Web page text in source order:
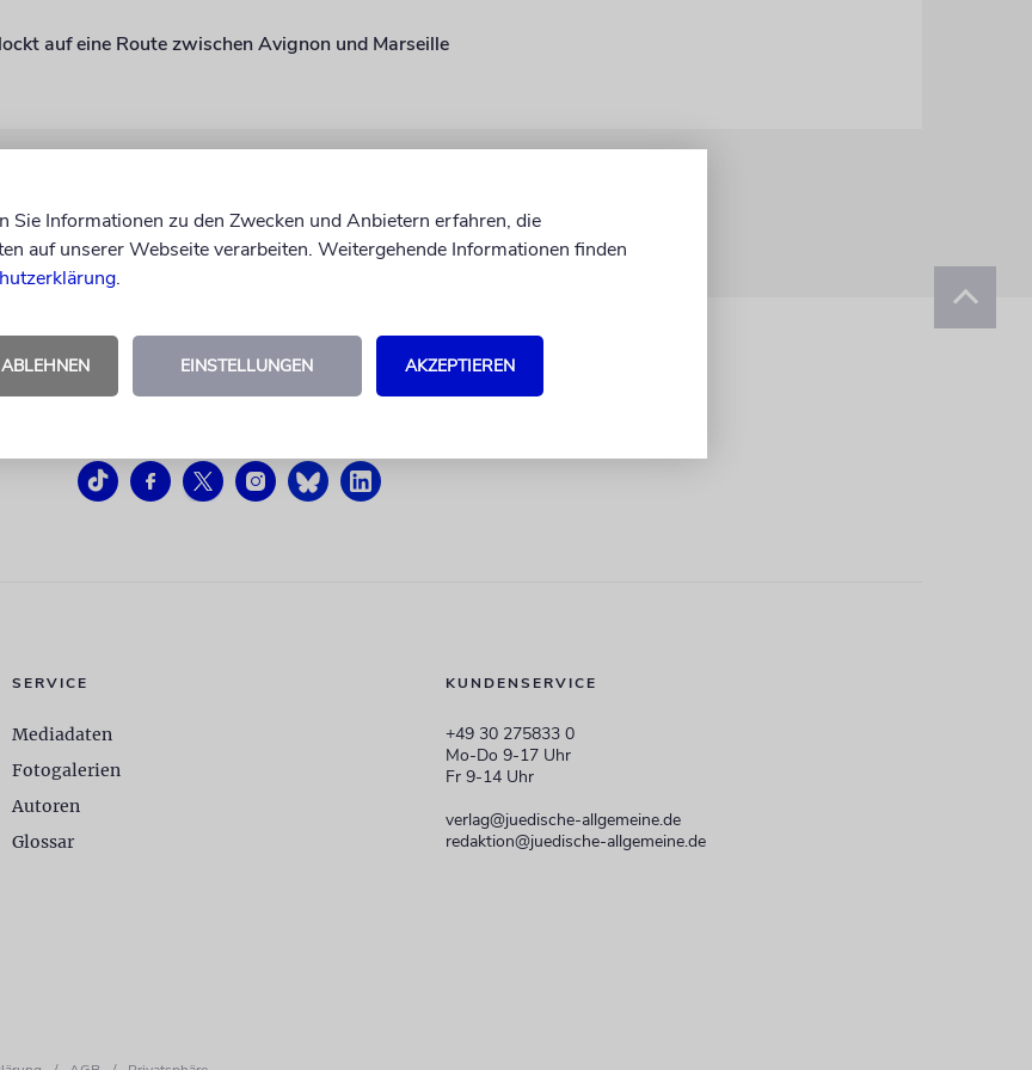
auf eine Route zwischen Avignon und Marseille
KUNDENSERVICE
+49 30 275833 0
Mo-Do 9-17 Uhr
Fr 9-14 Uhr
verlag@juedische-allgemeine.de
redaktion@juedische-allgemeine.de
SERVICE
Mediadaten
Fotogalerien
Autoren
Glossar
Sie Informationen zu den Zwecken und Anbietern erfahren, die
auf unserer Webseite verarbeiten. Weitergehende Informationen finden
.
EINSTELLUNGEN AKZEPTIEREN